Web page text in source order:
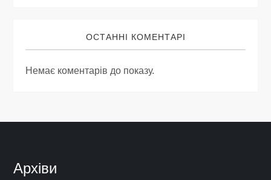
ОСТАННІ КОМЕНТАРІ
Немає коментарів до показу.
Архіви